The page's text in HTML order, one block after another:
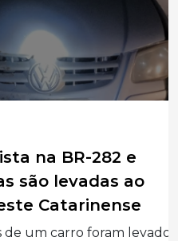
BR-282 e
levadas ao
carro foram levados ao